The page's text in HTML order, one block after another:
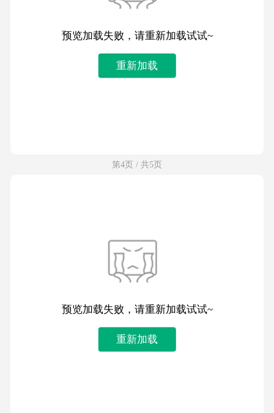
预览加载失败，请重新加载试试~
重新加载
第4页 / 共5页
预览加载失败，请重新加载试试~
重新加载